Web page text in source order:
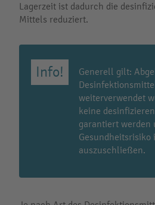
Lagerzeit ist dadurch die
Mittels reduziert.
Generell gilt:
weiterverwendet
keine
garantiert werden
Gesundheitsrisiko
auszuschließen.